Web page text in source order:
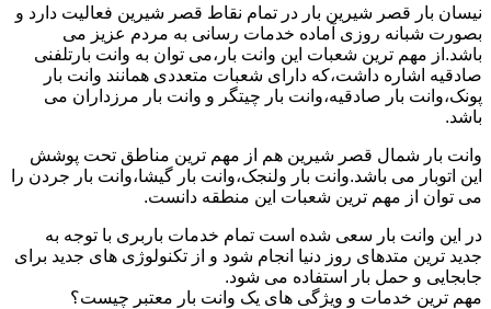
نیسان بار قصر شیرین بار در تمام نقاط قصر شیرین فعالیت دارد و
بصورت شبانه روزی آماده خدمات رسانی به مردم عزیز می
باشد.از مهم ترین شعبات این وانت بار،می توان به وانت بارتلفنی
صادقیه اشاره داشت،که دارای شعبات متعددی همانند وانت بار
پونک،وانت بار صادقیه،وانت بار چیتگر و وانت بار مرزداران می
باشد.
وانت بار شمال قصر شیرین هم از مهم ترین مناطق تحت پوشش
این اتوبار می باشد.وانت بار ولنجک،وانت بار گیشا،وانت بار جردن را
می توان از مهم ترین شعبات این منطقه دانست.
در این وانت بار سعی شده است تمام خدمات باربری با توجه به
جدید ترین متدهای روز دنیا انجام شود و از تکنولوژی های جدید برای
جابجایی و حمل بار استفاده می شود.
مهم ترین خدمات و ویژگی های یک وانت بار معتبر چیست؟